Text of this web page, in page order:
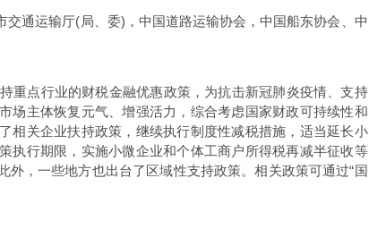
通运输厅(局、委)，中国道路运输协会，中国船东协会、中
点行业的财税金融优惠政策，为抗击新冠肺炎疫情、支持
场主体恢复元气、增强活力，综合考虑国家财政可持续性和
相关企业扶持政策，继续执行制度性减税措施，适当延长小
执行期限，实施小微企业和个体工商户所得税再减半征收等
，一些地方也出台了区域性支持政策。相关政策可通过“国